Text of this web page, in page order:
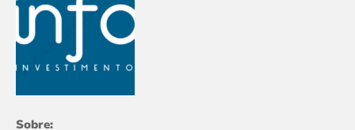
Sobre: